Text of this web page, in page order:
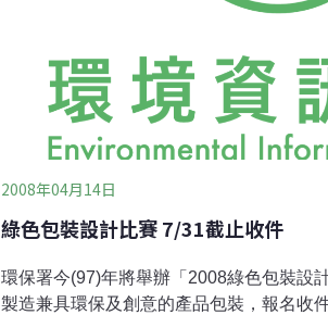
2008年04月14日
綠色包裝設計比賽 7/31截止收件
環保署今(97)年將舉辦「2008綠色包裝設
製造兼具環保及創意的產品包裝，報名收